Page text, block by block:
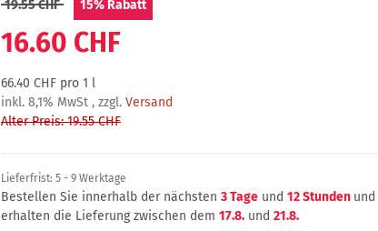
19.55 CHF 15% Rabatt
16.60 CHF
66.40 CHF pro 1 l
inkl. 8,1% MwSt , zzgl. Versand
Alter Preis: 19.55 CHF
Lieferfrist: 5 - 9 Werktage
Bestellen Sie innerhalb der nächsten 3 Tage und 12 Stunden und
erhalten die Lieferung zwischen dem 17.8. und 21.8.